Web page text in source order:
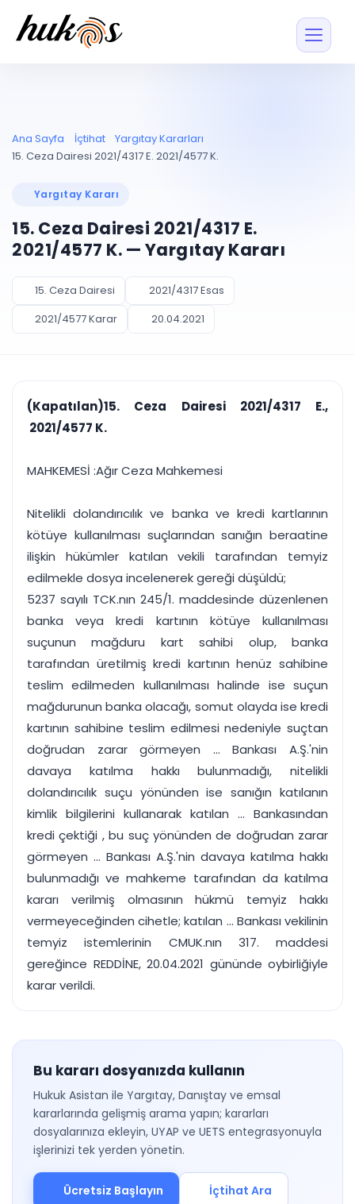
Entegrasyonu
UYAP ile otomatik
UYAP Evrak
Entegrasyonu
UETS Entegrasyonu
Tebligatları anında
Müvekkil ve taraf
Vekalet
PLANLAMA & TAKİP
Pano ve Takip
Duruşma ve görev
takvimi
Hatırlatma ve
takibi
UYAP & UETS entegrasyonundan finansa, hepsi bir arada.
Tüm özellikleri inceleyin Ücretsiz Başlayın
Blog
Ücretsiz Başlayın Giriş Yap
Ana Sayfa İçtihat
Yargıtay Kararları
15. Ceza Dairesi 2021/4317 E. 2021/4577 K.
Yargıtay Kararı
15. Ceza Dairesi 2021/4317 E.
2021/4577 K. — Yargıtay Kararı
15. Ceza Dairesi
2021/4317 Esas
2021/4577 Karar
20.04.2021
(Kapatılan)15. Ceza Dairesi 2021/4317 E.,
2021/4577 K.
MAHKEMESİ :Ağır Ceza Mahkemesi
Nitelikli dolandırıcılık ve banka ve kredi kartlarının
kötüye kullanılması suçlarından sanığın beraatine
ilişkin hükümler katılan vekili tarafından temyiz
edilmekle dosya incelenerek gereği düşüldü;
5237 sayılı TCK.nın 245/1. maddesinde düzenlenen
banka veya kredi kartının kötüye kullanılması
suçunun mağduru kart sahibi olup, banka
tarafından üretilmiş kredi kartının henüz sahibine
teslim edilmeden kullanılması halinde ise suçun
mağdurunun banka olacağı, somut olayda ise kredi
kartının sahibine teslim edilmesi nedeniyle suçtan
doğrudan zarar görmeyen ... Bankası A.Ş.'nin
davaya katılma hakkı bulunmadığı, nitelikli
dolandırıcılık suçu yönünden ise sanığın katılanın
kimlik bilgilerini kullanarak katılan ... Bankasından
kredi çektiği , bu suç yönünden de doğrudan zarar
görmeyen ... Bankası A.Ş.'nin davaya katılma hakkı
bulunmadığı ve mahkeme tarafından da katılma
kararı verilmiş olmasının hükmü temyiz hakkı
vermeyeceğinden cihetle; katılan ... Bankası vekilinin
temyiz istemlerinin CMUK.nın 317. maddesi
gereğince REDDİNE, 20.04.2021 gününde oybirliğiyle
karar verildi.
Bu kararı dosyanızda kullanın
Hukuk Asistan ile Yargıtay, Danıştay ve emsal
kararlarında gelişmiş arama yapın; kararları
dosyalarınıza ekleyin, UYAP ve UETS entegrasyonuyla
işlerinizi tek yerden yönetin.
Ücretsiz Başlayın İçtihat Ara